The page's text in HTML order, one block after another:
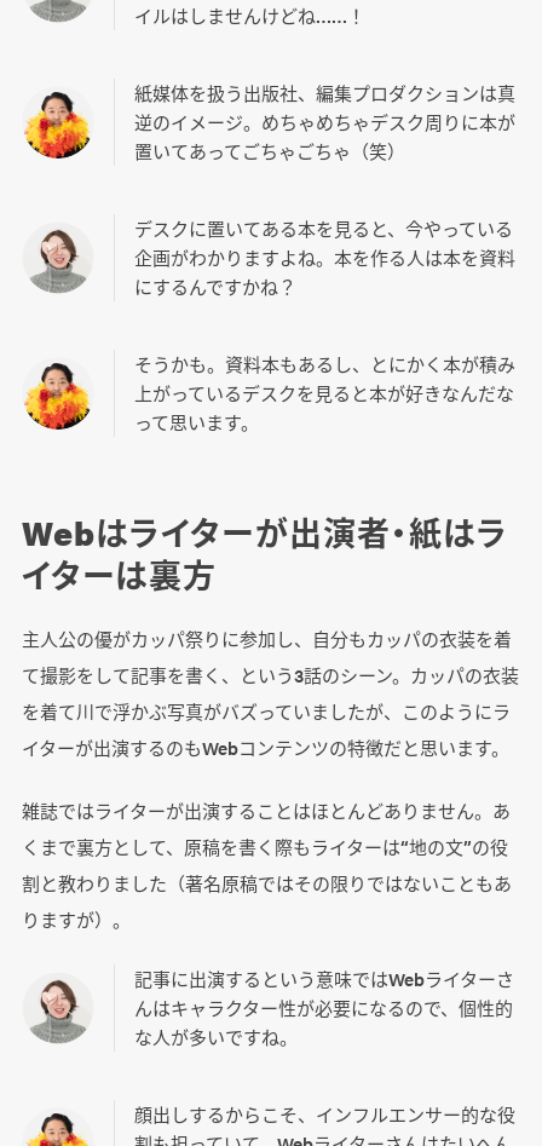
イルはしませんけどね……！
紙媒体を扱う出版社、編集プロダクションは真
逆のイメージ。めちゃめちゃデスク周りに本が
置いてあってごちゃごちゃ（笑）
デスクに置いてある本を見ると、今やっている
企画がわかりますよね。本を作る人は本を資料
にするんですかね？
そうかも。資料本もあるし、とにかく本が積み
上がっているデスクを見ると本が好きなんだな
って思います。
Webはライターが出演者・紙はラ
イターは裏方
主人公の優がカッパ祭りに参加し、自分もカッパの衣装を着
て撮影をして記事を書く、という3話のシーン。カッパの衣装
を着て川で浮かぶ写真がバズっていましたが、このようにラ
イターが出演するのもWebコンテンツの特徴だと思います。
雑誌ではライターが出演することはほとんどありません。あ
くまで裏方として、原稿を書く際もライターは“地の文”の役
割と教わりました（著名原稿ではその限りではないこともあ
りますが）。
記事に出演するという意味ではWebライターさ
んはキャラクター性が必要になるので、個性的
な人が多いですね。
顔出しするからこそ、インフルエンサー的な役